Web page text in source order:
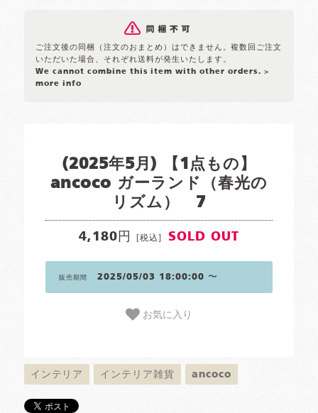
ご注文後の同梱（注文のおまとめ）はできません。複数回ご注文
いただいた場合、それぞれ送料が発生いたします。
We cannot combine this item with other orders. >
more info
(2025年5月) 【1点もの】
ancoco ガーランド（春光の
リズム） 7
4,180円 [税込] SOLD OUT
販売期間 2025/05/03 18:00:00 〜
お気に入り
インテリア インテリア雑貨 ancoco